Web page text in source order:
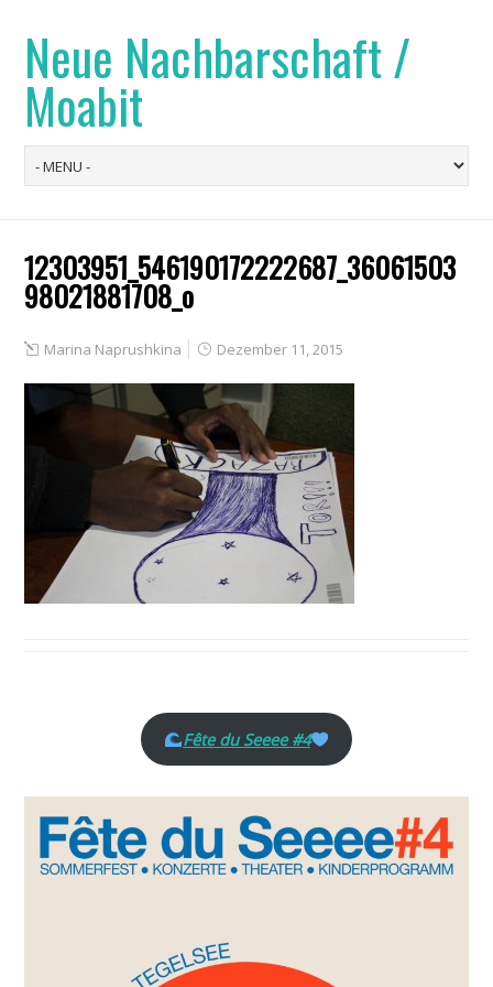
Neue Nachbarschaft /
Moabit
12303951_546190172222687_36061503
98021881708_o
Marina Naprushkina Dezember 11, 2015
Fête du Seeee #4